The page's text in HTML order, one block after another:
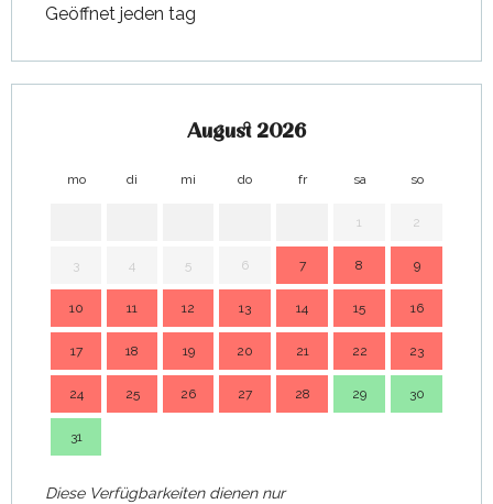
zum18 September 2026
ab26 September 2026bis
zum16 Oktober 2026
Geöffnet jeden tag
August 2026
mo di mi do fr sa so
1 2
3 4 5 6 7 8 9
10 11 12 13 14 15 16
17 18 19 20 21 22 23
24 25 26 27 28 29 30
31
Diese Verfügbarkeiten dienen nur